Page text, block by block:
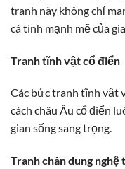
tranh này không chỉ
cá tính mạnh mẽ của gia
Tranh tĩnh vật cổ điển
Các bức tranh tĩnh vật
cách châu Âu cổ điển
gian sống sang trọng.
Tranh chân dung nghệ